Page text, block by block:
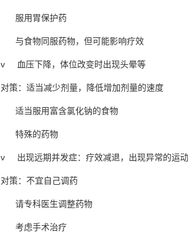
服用胃保护药
与食物同服药物，但可能影响疗效
v 血压下降，体位改变时出现头晕等
对策：适当减少剂量，降低增加剂量的速度
适当服用富含氯化钠的食物
特殊的药物
v 出现远期并发症：疗效减退，出现异常的运
对策：不宜自己调药
请专科医生调整药物
考虑手术治疗